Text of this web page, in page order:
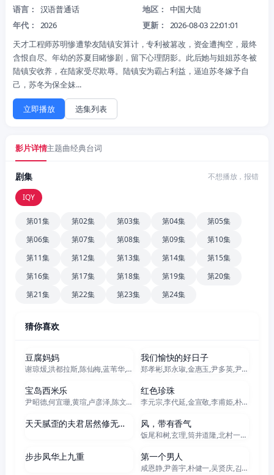
语言：
汉语普通话 地区：
中国大陆
年代：
2026 更新：
2026-08-03 22:01:01
天才工程师苏明惨遭挚友陆镇安算计，专利被篡改，资金遭掏空，最终
含恨自尽。年幼的苏夏目睹惨剧，留下心理阴影。此后她与姐姐苏冬被
陆镇安收养，在陆家受尽欺辱。陆镇安为霸占利益，逼迫苏冬嫁予自
己，苏冬为保全妹...
立即播放 选集列表
影片详情主题曲经典台词
剧集 不想播放，报错
IQY
第01集 第02集 第03集 第04集
第05集
第06集
第07集 第08集 第09集
第10集
第11集
第12集 第13集 第14集
第15集
第16集
第17集 第18集 第19集
第20集
第21集
第22集 第23集 第24集
猜你喜欢
豆腐妈妈
谢琼煖,洪都拉斯,陈仙梅,蓝苇华,苏晏霈,曾智希,曾子益,陈志强,郭忠祐,李之勤,潘奕如,范瑞君,王耿豪,吴铃山,张倩,李运庆,罗子惟,宫美乐,王晴,于浩威,马国毕,张世贤,徐千京,黄子玲,黄靖雅,李佩怡,吴政澔,黄尚禾,吴皓升
我们愉快的好日子
郑孝彬,郑永琡,金惠玉,尹多英,尹仲勋,文喜京,严贤京,鲜于在德,尹多勋,申正允,李商淑,李家豪
更新至301集
宝岛西米乐
尹昭德,何宜珊,黄瑄,卢彦泽,陈文山,王盈凯,黄婕菲,蔡祥,马国贤,孙绽,陈婉婷,王丁筑,璟宣,许瀞蔆,张雁名,颜邦智,曹景俊,陈玹宇,李緻,洪淇,刘汉强,张育绮,逸祥,亮曦,王芮希,李祐诚,卢尚恩,李铭叡,黄隽智,张景闳,游安顺,杨子仪
更新至100集
红色珍珠
李元宗,李代延,金宣敬,李甫姫,朴真熙,韩振熙,李应敬,이정용,채빈
60集全
天天腻歪的夫君居然修无情道
更新至94集
风，带有香气
饭尾和树,玄理,筒井道隆,北村一辉,多部未华子,藤原季节,原田泰造,根岸季衣,三浦贵大,高岛政宏,若林时英,内田慈,平野生成,菊池亚希子,中田青渚,小林隆,古川雄大,片冈鹤太郎,野添义弘,仲间由纪惠,村上穂乃佳,森田甘路,水野美纪,生田绘梨花,猫背椿,坂口涼太郎,津崎史郎,春海四方,广冈由里子,大岛美幸,松金米子,见上爱,佐野晶哉,中井友望,伊势志摩,东野绚香,研直子,小林虎之介,坂东弥十郎,丸山礼,上坂树里,林裕太,早坂美海,たくや
步步凤华上九重
全140集
第一个男人
咸恩静,尹善宇,朴健一,吴贤庆,김민설,李起昶
全6集